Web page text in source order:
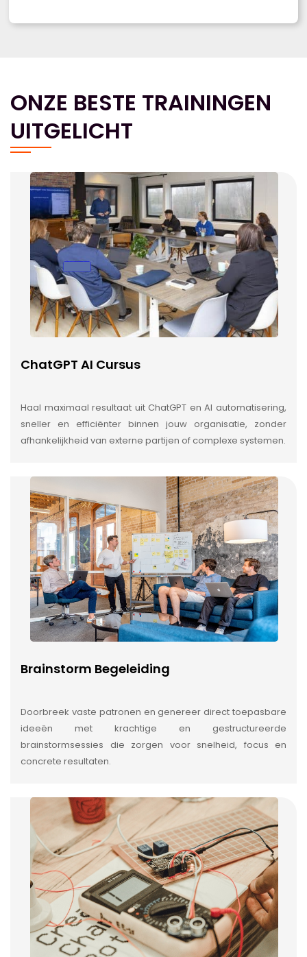
ONZE BESTE TRAININGEN
UITGELICHT
ChatGPT AI Cursus
Haal maximaal resultaat uit ChatGPT en AI automatisering,
sneller en efficiënter binnen jouw organisatie, zonder
afhankelijkheid van externe partijen of complexe systemen.
Brainstorm Begeleiding
Doorbreek vaste patronen en genereer direct toepasbare
ideeën met krachtige en gestructureerde
brainstormsessies die zorgen voor snelheid, focus en
concrete resultaten.